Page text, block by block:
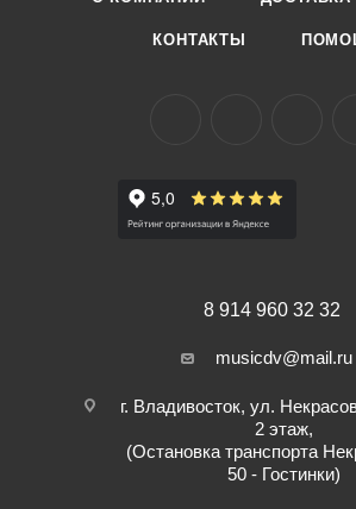
КОНТАКТЫ
8 914 960 32 32
musicdv@mail.ru
г. Владивосток, ул.
2 этаж,
(Остановка транспорта
50 - Гостинки)